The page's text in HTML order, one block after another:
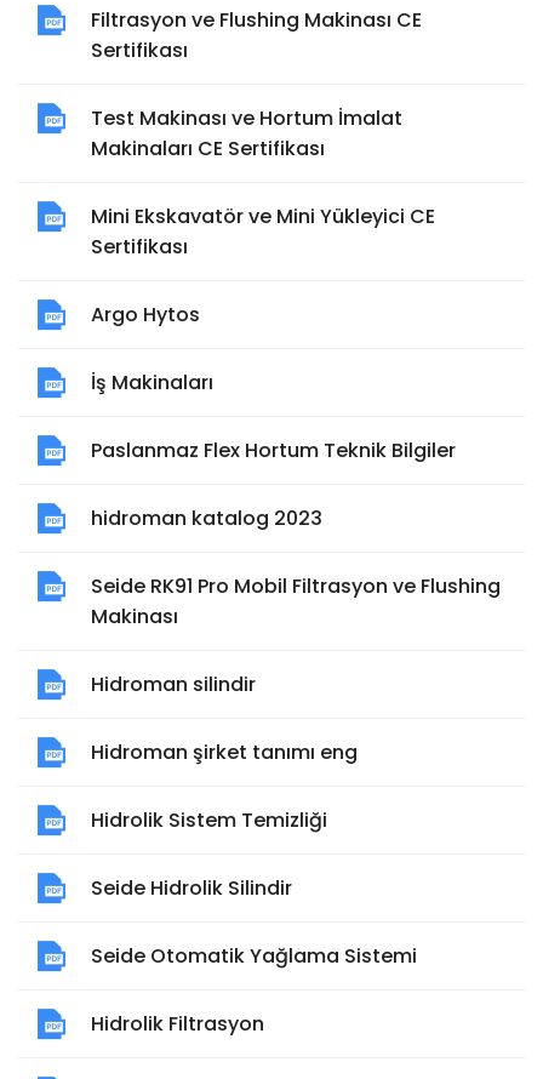
Filtrasyon ve Flushing Makinası CE
Sertifikası
Test Makinası ve Hortum İmalat
Makinaları CE Sertifikası
Mini Ekskavatör ve Mini Yükleyici CE
Sertifikası
Argo Hytos
İş Makinaları
Paslanmaz Flex Hortum Teknik Bilgiler
hidroman katalog 2023
Seide RK91 Pro Mobil Filtrasyon ve Flushing
Makinası
Hidroman silindir
Hidroman şirket tanımı eng
Hidrolik Sistem Temizliği
Seide Hidrolik Silindir
Seide Otomatik Yağlama Sistemi
Hidrolik Filtrasyon